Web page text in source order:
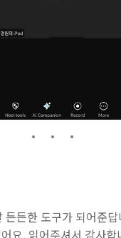
든한 도구가 되어준
요. 읽어주셔서 감사합